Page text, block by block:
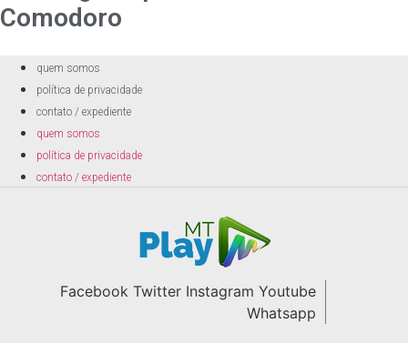
Comodoro
quem somos
política de privacidade
contato / expediente
quem somos
política de privacidade
contato / expediente
Facebook Twitter Instagram Youtube
Whatsapp